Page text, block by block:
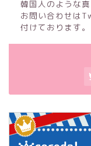
韓国人のような
お問い合わせは
付けております